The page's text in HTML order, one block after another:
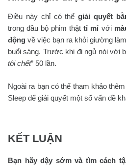
Điều này chỉ có thểgiải quyết
trong đầu bộ phim thật tỉ mỉ với
động về việc bạn ra khỏi giường
buổi sáng. Trước khi đi ngủ nói với
tôi chết” 50 lần.
Ngoài ra bạn có thể tham khảo
Sleep để giải quyết một số vấn đề
KẾT LUẬN
Bạn hãy dậy sớm và tìm cách